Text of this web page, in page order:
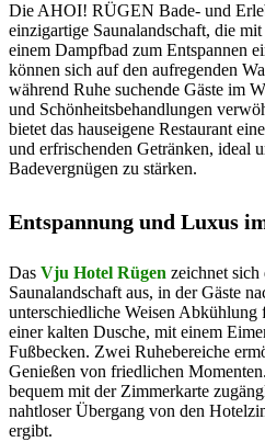
Die AHOI! RÜGEN Bade- und
einzigartige Saunalandschaft, die
einem Dampfbad zum Entspannen
können sich auf den aufregenden
während Ruhe suchende Gäste im
und Schönheitsbehandlungen
bietet das hauseigene Restaurant
und erfrischenden Getränken, ideal
Badevergnügen zu stärken.
Entspannung und Luxus
Das Vju Hotel Rügen zeichnet sich
Saunalandschaft aus, in der Gäste
unterschiedliche Weisen Abkühlung
einer kalten Dusche, mit einem
Fußbecken. Zwei Ruhebereiche
Genießen von friedlichen
bequem mit der Zimmerkarte
nahtloser Übergang von den
ergibt​​.